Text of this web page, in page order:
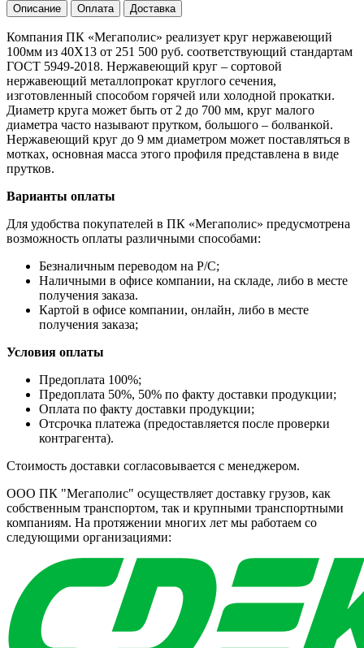
Описание Оплата Доставка
Компания ПК «Мегаполис» реализует круг нержавеющий
100мм из 40Х13 от 251 500 руб. соответствующий стандартам
ГОСТ 5949-2018. Нержавеющий круг – сортовой
нержавеющий металлопрокат круглого сечения,
изготовленный способом горячей или холодной прокатки.
Диаметр круга может быть от 2 до 700 мм, круг малого
диаметра часто называют прутком, большого – болванкой.
Нержавеющий круг до 9 мм диаметром может поставляться в
мотках, основная масса этого профиля представлена в виде
прутков.
Варианты оплаты
Для удобства покупателей в ПК «Мегаполис» предусмотрена
возможность оплаты различными способами:
Безналичным переводом на Р/С;
Наличными в офисе компании, на складе, либо в месте
получения заказа.
Картой в офисе компании, онлайн, либо в месте
получения заказа;
Условия оплаты
Предоплата 100%;
Предоплата 50%, 50% по факту доставки продукции;
Оплата по факту доставки продукции;
Отсрочка платежа (предоставляется после проверки
контрагента).
Стоимость доставки согласовывается с менеджером.
ООО ПК "Мегаполис" осуществляет доставку грузов, как
собственным транспортом, так и крупными транспортными
компаниям. На протяжении многих лет мы работаем со
следующими организациями: